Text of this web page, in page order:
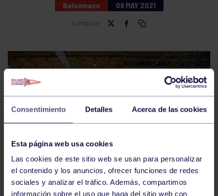
Consentimiento Detalles Acerca de las cookies
Esta página web usa cookies
Las cookies de este sitio web se usan para personalizar
el contenido y los anuncios, ofrecer funciones de redes
sociales y analizar el tráfico. Además, compartimos
información sobre el uso que haga del sitio web con
Balonmano 09 MAY 2021
Comparte